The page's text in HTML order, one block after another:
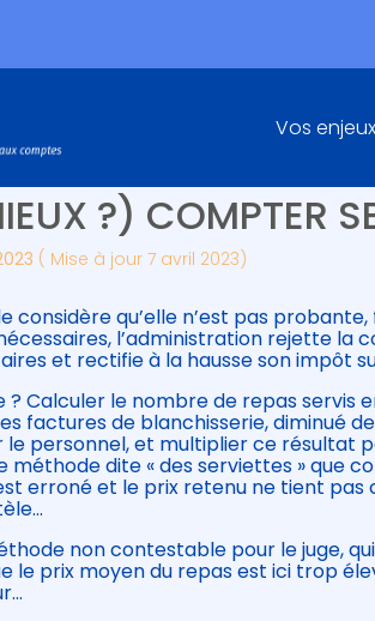
Principal
Vos enjeux
D’UN
?) COMPTER
( Mise à jour 7 avril 2023)
considère qu’elle n’est pas
l’administration rejette la
et rectifie à la hausse son impôt
? Calculer le nombre de repas
factures de blanchisserie, diminué
le personnel, et multiplier ce résultat
méthode dite « des serviettes » que
erroné et le prix retenu ne tient
non contestable pour le juge,
le prix moyen du repas est ici trop